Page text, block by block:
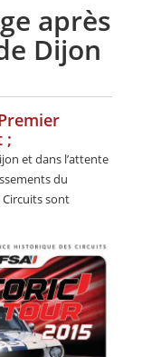
après
Dijon
;
et dans l’attente
du
sont